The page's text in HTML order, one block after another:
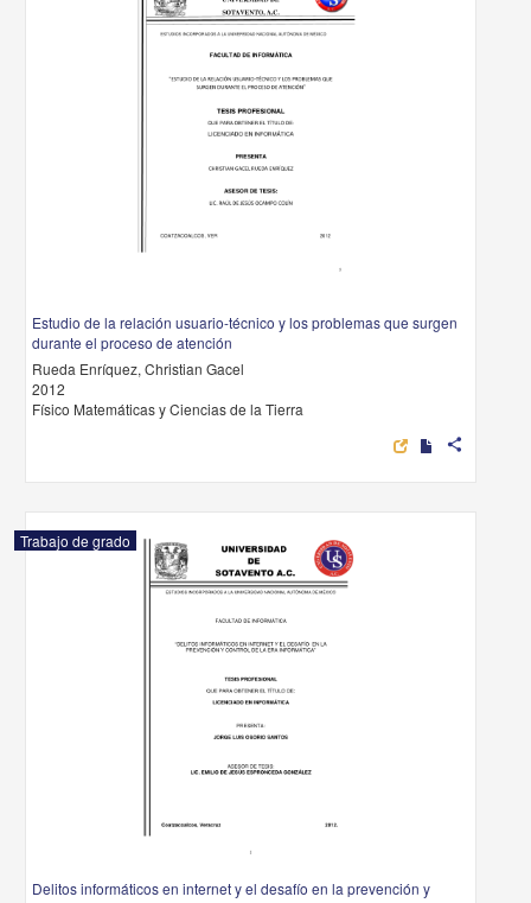
Estudio de la relación usuario-técnico y los problemas que surgen
durante el proceso de atención
Rueda Enríquez, Christian Gacel
2012
Físico Matemáticas y Ciencias de la Tierra
share
Trabajo de grado
Delitos informáticos en internet y el desafío en la prevención y